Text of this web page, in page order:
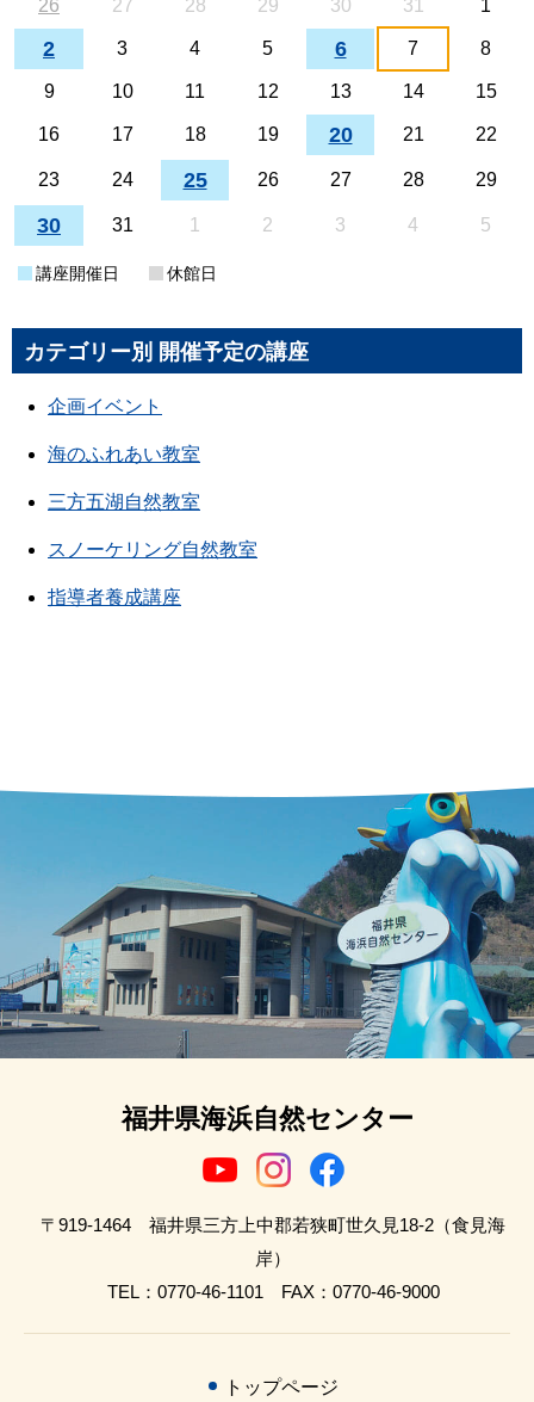
26
27 28 29 30 31 1
2 3 4 5 6 7 8
9 10 11 12 13 14 15
16 17 18 19 20 21 22
23 24 25 26 27 28 29
30 31 1 2 3 4 5
講座開催日 休館日
カテゴリー別 開催予定の講座
企画イベント
海のふれあい教室
三方五湖自然教室
スノーケリング自然教室
指導者養成講座
福井県海浜自然センター
〒919-1464 福井県三方上中郡若狭町世久見18-2（食見海
岸）
TEL：0770-46-1101 FAX：0770-46-9000
トップページ